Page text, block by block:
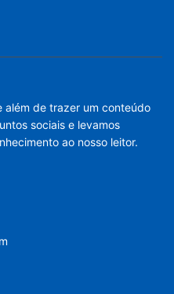
além de trazer um conteúdo
sociais e levamos
ao nosso leitor.